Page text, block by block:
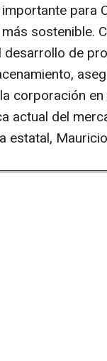
para
sostenible.
de
corporación
actual del
estatal,